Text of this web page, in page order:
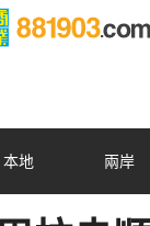
本地 兩岸